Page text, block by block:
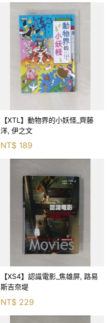
【XTL】動物界的小妖怪_齊藤
洋, 伊之文
NT$ 189
【XS4】認識電影_焦雄屏, 路易
斯吉奈堤
NT$ 229